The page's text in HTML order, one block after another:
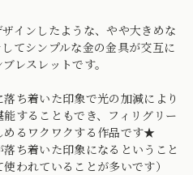
インしたような、やや大きめな
てシンプルな金の金具が交互に
レスレットです。
ち着いた印象で光の加減により
することもでき、フィリグリー
めるワクワクする作品です★
落ち着いた印象になるということ
われていることが多いです）